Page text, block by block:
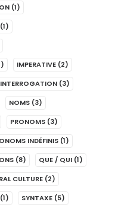
(1)
(1)
IMPERATIVE (2)
INTERROGATION (3)
NOMS (3)
PRONOMS (3)
INDÉFINIS (1)
(8) QUE / QUI (1)
CULTURE (2)
(1) SYNTAXE (5)